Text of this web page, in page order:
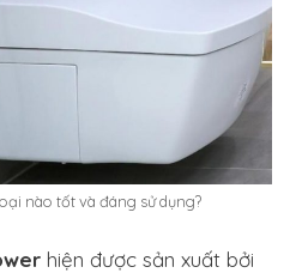
nào tốt và đáng sử dụng?
hiện được sản xuất bởi